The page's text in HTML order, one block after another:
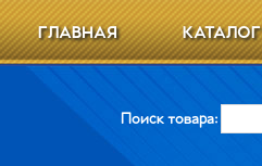
ГЛАВНАЯ КАТАЛОГ
Поиск товара: